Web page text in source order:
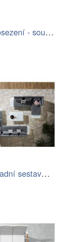
Zahradní posezení - souprava - UZN
Higold Zahradní sestava HIGOLD - Sophia…